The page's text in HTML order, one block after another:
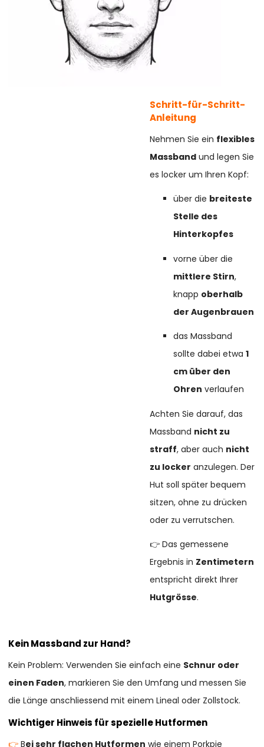
Schritt-für-Schritt-
Anleitung
Nehmen Sie ein flexibles
Massband und legen Sie
es locker um Ihren Kopf:
über die breiteste
Stelle des
Hinterkopfes
vorne über die
mittlere Stirn,
knapp oberhalb
der Augenbrauen
das Massband
sollte dabei etwa1
cm über den
Ohren verlaufen
Achten Sie darauf, das
Massband nicht zu
straff, aber auch nicht
zu locker anzulegen. Der
Hut soll später bequem
sitzen, ohne zu drücken
oder zu verrutschen.
👉 Das gemessene
Ergebnis in Zentimetern
entspricht direkt Ihrer
Hutgrösse.
Kein Massband zur Hand?
Kein Problem: Verwenden Sie einfach eine Schnur oder
einen Faden, markieren Sie den Umfang und messen Sie
die Länge anschliessend mit einem Lineal oder Zollstock.
Wichtiger Hinweis für spezielle Hutformen
👉Bei sehr flachen Hutformen wie einem Porkpie